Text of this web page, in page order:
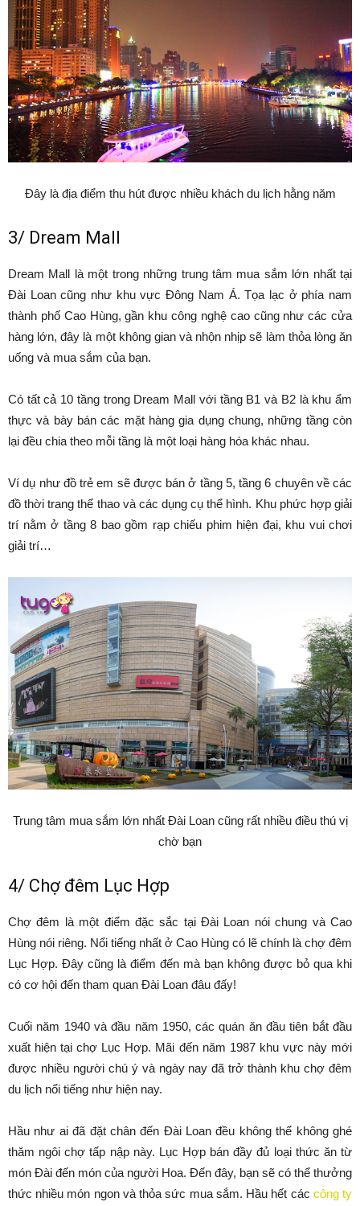
Đây là địa điểm thu hút được nhiều khách du lịch hằng năm
3/ Dream Mall
Dream Mall là một trong những trung tâm mua sắm lớn nhất tại
Đài Loan cũng như khu vực Đông Nam Á. Tọa lạc ở phía nam
thành phố Cao Hùng, gần khu công nghệ cao cũng như các cửa
hàng lớn, đây là một không gian và nhộn nhịp sẽ làm thỏa lòng ăn
uống và mua sắm của bạn.
Có tất cả 10 tầng trong Dream Mall với tầng B1 và B2 là khu ẩm
thực và bày bán các mặt hàng gia dụng chung, những tầng còn
lại đều chia theo mỗi tầng là một loại hàng hóa khác nhau.
Ví dụ như đồ trẻ em sẽ được bán ở tầng 5, tầng 6 chuyên về các
đồ thời trang thể thao và các dụng cụ thể hình. Khu phức hợp giải
trí nằm ở tầng 8 bao gồm rạp chiếu phim hiện đại, khu vui chơi
giải trí…
Trung tâm mua sắm lớn nhất Đài Loan cũng rất nhiều điều thú vị
chờ bạn
4/ Chợ đêm Lục Hợp
Chợ đêm là một điểm đặc sắc tại Đài Loan nói chung và Cao
Hùng nói riêng. Nổi tiếng nhất ở Cao Hùng có lẽ chính là chợ đêm
Lục Hợp. Đây cũng là điểm đến mà bạn không được bỏ qua khi
có cơ hội đến tham quan Đài Loan đâu đấy!
Cuối năm 1940 và đầu năm 1950, các quán ăn đầu tiên bắt đầu
xuất hiện tại chợ Lục Hợp. Mãi đến năm 1987 khu vực này mới
được nhiều người chú ý và ngày nay đã trở thành khu chợ đêm
du lịch nổi tiếng như hiện nay.
Hầu như ai đã đặt chân đến Đài Loan đều không thể không ghé
thăm ngôi chợ tấp nập này. Lục Hợp bán đầy đủ loại thức ăn từ
món Đài đến món của người Hoa. Đến đây, bạn sẽ có thể thưởng
thức nhiều món ngon và thỏa sức mua sắm. Hầu hết các công ty